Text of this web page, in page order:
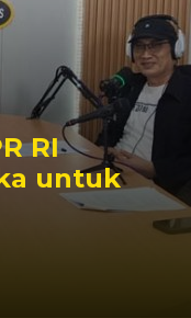
RI
untuk